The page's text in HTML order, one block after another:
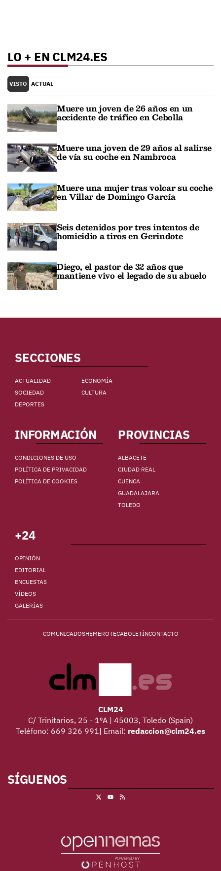
LO + EN CLM24.ES
VISTO ACTUAL
Muere un joven de 26 años en un
accidente de tráfico en Cebolla
Muere una joven de 29 años al salirse
de vía su coche en Nambroca
Muere una mujer tras volcar su coche
en Villar de Domingo García
Seis detenidos por tres intentos de
homicidio a tiros en Gerindote
Diego, el pastor de 32 años que
mantiene vivo el legado de su abuelo
SECCIONES
ACTUALIDAD
ECONOMÍA
SOCIEDAD
CULTURA
DEPORTES
INFORMACIÓN
CONDICIONES DE USO
POLÍTICA DE PRIVACIDAD
POLÍTICA DE COOKIES
PROVINCIAS
ALBACETE
CIUDAD REAL
CUENCA
GUADALAJARA
TOLEDO
+24
OPINIÓN
EDITORIAL
ENCUESTAS
VÍDEOS
GALERÍAS
COMUNICADOSHEMEROTECABOLETÍNCONTACTO
CLM24
C/ Trinitarios, 25 - 1ºA | 45003, Toledo (Spain)
Teléfono: 669 326 991| Email: redaccion@clm24.es
SÍGUENOS